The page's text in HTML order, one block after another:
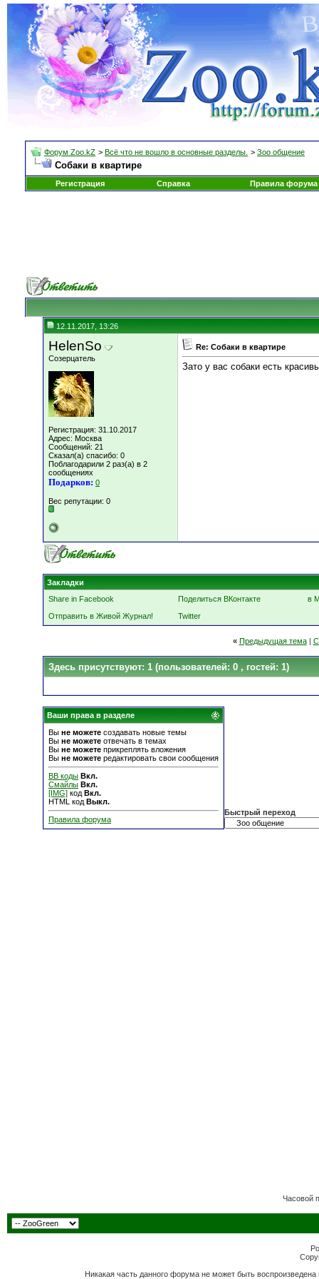
Форум Zoo.kZ > Всё что не вошло в основные разделы. > Зоо общение
Собаки в квартире
Регистрация Справка Правила форума
12.11.2017, 13:26
HelenSo
Созерцатель
Регистрация: 31.10.2017
Адрес: Москва
Сообщений: 21
Сказал(а) спасибо: 0
Поблагодарили 2 раз(а) в 2
сообщениях
Подарков: 0
Вес репутации: 0
Re: Собаки в квартире
Зато у вас собаки есть
Закладки
Share in Facebook
Поделиться ВКонтакте
в
Отправить в Живой Журнал!
Twitter
« Предыдущая тема|
Здесь присутствуют: 1 (пользователей: 0 , гостей: 1)
Ваши права в разделе
Вы не можете создавать новые темы
Вы не можете отвечать в темах
Вы не можете прикреплять вложения
Вы не можете редактировать свои сообщения
BB коды Вкл.
Смайлы Вкл.
[IMG] код Вкл.
HTML код Выкл.
Правила форума
Быстрый переход
Часовой
Никакая часть данного форума не может быть